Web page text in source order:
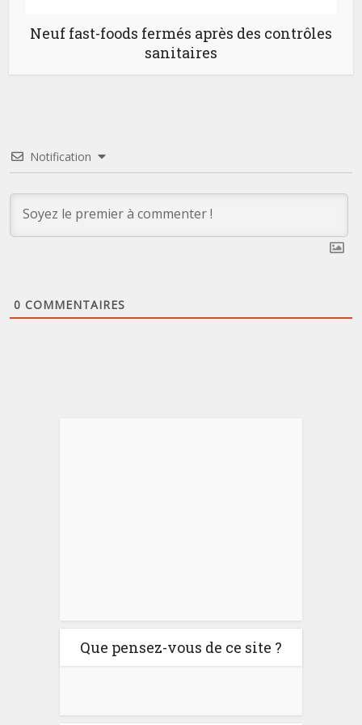
Neuf fast-foods fermés après des contrôles
sanitaires
Notification
0 COMMENTAIRES
Que pensez-vous de ce site ?